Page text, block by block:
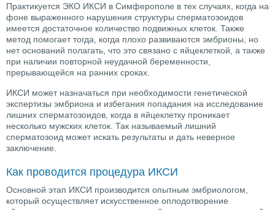
Практикуется ЭКО ИКСИ в Симферополе в тех случаях, когда на
фоне выраженного нарушения структуры сперматозоидов
имеется достаточное количество подвижных клеток. Также
метод помогает тогда, когда плохо развиваются эмбрионы, но
нет оснований полагать, что это связано с яйцеклеткой, а также
при наличии повторной неудачной беременности,
прерывающейся на ранних сроках.
ИКСИ может назначаться при необходимости генетической
экспертизы эмбриона и избегания попадания на исследование
лишних сперматозоидов, когда в яйцеклетку проникает
несколько мужских клеток. Так называемый лишний
сперматозоид может искать результаты и дать неверное
заключение.
Как проводится процедура ИКСИ
Основной этап ИКСИ производится опытным эмбриологом,
который осуществляет искусственное оплодотворение